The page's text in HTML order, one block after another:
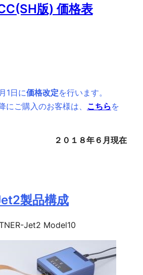
版) 価格表
1日に価格改定を行います。
購入のお客様は、 こちら を
２０１８年６月現在
製品構成
Jet2 Model10